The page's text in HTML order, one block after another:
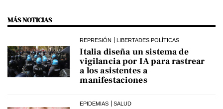
MÁS NOTICIAS
REPRESIÓN LIBERTADES POLÍTICAS
Italia diseña un sistema de
vigilancia por IA para rastrear
a los asistentes a
manifestaciones
EPIDEMIAS SALUD